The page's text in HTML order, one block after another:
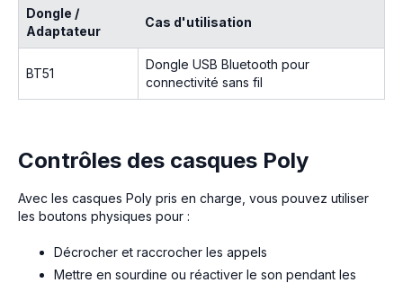
Dongle /
Adaptateur
Cas d'utilisation
BT51
Dongle USB Bluetooth pour
connectivité sans fil
Contrôles des casques Poly
Avec les casques Poly pris en charge, vous pouvez utiliser
les boutons physiques pour :
Décrocher et raccrocher les appels
Mettre en sourdine ou réactiver le son pendant les